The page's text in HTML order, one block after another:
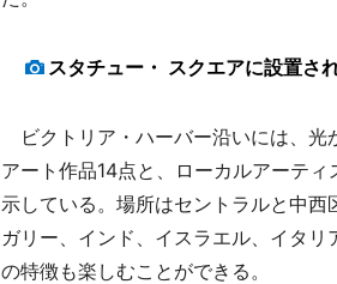
スタチュー・ スクエアに設置さ
ビクトリア・ハーバー沿いには、光
アート作品14点と、ローカルアーテ
示している。場所はセントラルと中
ガリー、インド、イスラエル、イタ
の特徴も楽しむことができる。